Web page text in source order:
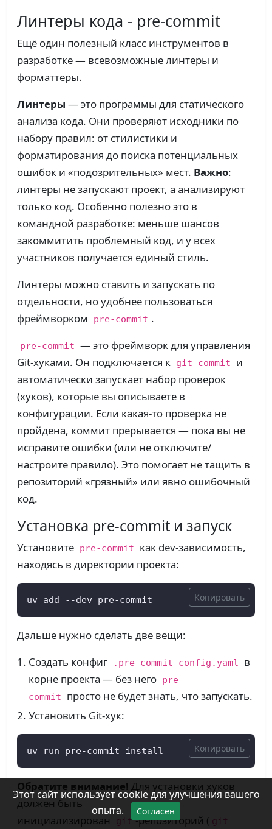
Линтеры кода - pre-commit
Ещё один полезный класс инструментов в
разработке — всевозможные линтеры и
форматтеры.
Линтеры — это программы для статического
анализа кода. Они проверяют исходники по
набору правил: от стилистики и
форматирования до поиска потенциальных
ошибок и «подозрительных» мест. Важно:
линтеры не запускают проект, а анализируют
только код. Особенно полезно это в
командной разработке: меньше шансов
закоммитить проблемный код, и у всех
участников получается единый стиль.
Линтеры можно ставить и запускать по
отдельности, но удобнее пользоваться
фреймворком
pre-commit .
pre-commit — это фреймворк для управления
Git‑хуками. Он подключается к
git commit
и
автоматически запускает набор проверок
(хуков), которые вы описываете в
конфигурации. Если какая-то проверка не
пройдена, коммит прерывается — пока вы не
исправите ошибки (или не отключите/
настроите правило). Это помогает не тащить в
репозиторий «грязный» или явно ошибочный
код.
Установка pre-commit и запуск
Установите pre-commit
как dev‑зависимость,
находясь в директории проекта:
uv add --dev pre-commit Копировать
Дальше нужно сделать две вещи:
Создать конфиг
.pre-commit-config.yaml
в
корне проекта — без него pre-
commit
просто не будет знать, что запускать.
Установить Git‑хук:
uv run pre-commit install Копировать
Обратите внимание! Для установки хуков
должен быть
инициализирован
git ‑репозиторий ( git
Этот сайт использует cookie для улучшения вашего
опыта.
Согласен